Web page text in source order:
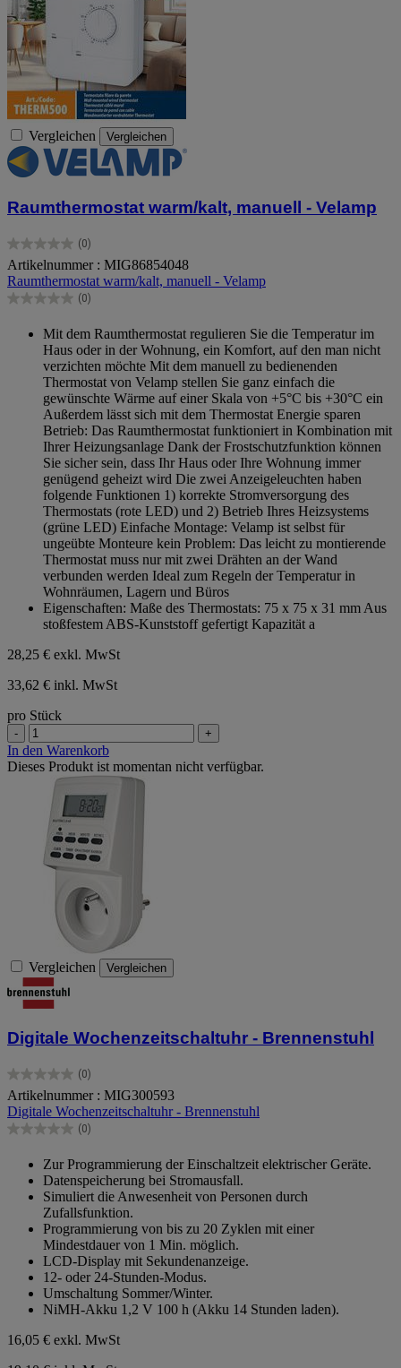
Vergleichen Vergleichen
Raumthermostat warm/kalt, manuell - Velamp
(0)
0.0
von
5
Sternen.
Artikelnummer : MIG86854048
Raumthermostat warm/kalt, manuell - Velamp
(0)
0.0
Sternen.
Mit dem Raumthermostat regulieren Sie die Temperatur im
Haus oder in der Wohnung, ein Komfort, auf den man nicht
verzichten möchte Mit dem manuell zu bedienenden
Thermostat von Velamp stellen Sie ganz einfach die
gewünschte Wärme auf einer Skala von +5°C bis +30°C ein
Außerdem lässt sich mit dem Thermostat Energie sparen
Betrieb: Das Raumthermostat funktioniert in Kombination mit
Ihrer Heizungsanlage Dank der Frostschutzfunktion können
Sie sicher sein, dass Ihr Haus oder Ihre Wohnung immer
genügend geheizt wird Die zwei Anzeigeleuchten haben
folgende Funktionen 1) korrekte Stromversorgung des
Thermostats (rote LED) und 2) Betrieb Ihres Heizsystems
(grüne LED) Einfache Montage: Velamp ist selbst für
ungeübte Monteure kein Problem: Das leicht zu montierende
Thermostat muss nur mit zwei Drähten an der Wand
verbunden werden Ideal zum Regeln der Temperatur in
Wohnräumen, Lagern und Büros
Eigenschaften: Maße des Thermostats: 75 x 75 x 31 mm Aus
stoßfestem ABS-Kunststoff gefertigt Kapazität a
28,25 € exkl. MwSt
33,62 € inkl. MwSt
pro Stück
- +
In den Warenkorb
Dieses Produkt ist momentan nicht verfügbar.
Vergleichen Vergleichen
Digitale Wochenzeitschaltuhr - Brennenstuhl
(0)
0.0
von
5
Sternen.
Artikelnummer : MIG300593
Digitale Wochenzeitschaltuhr - Brennenstuhl
(0)
0.0
Sternen.
Zur Programmierung der Einschaltzeit elektrischer Geräte.
Datenspeicherung bei Stromausfall.
Simuliert die Anwesenheit von Personen durch
Zufallsfunktion.
Programmierung von bis zu 20 Zyklen mit einer
Mindestdauer von 1 Min. möglich.
LCD-Display mit Sekundenanzeige.
12‑ oder 24‑Stunden‑Modus.
Umschaltung Sommer/Winter.
NiMH‑Akku 1,2 V 100 h (Akku 14 Stunden laden).
16,05 € exkl. MwSt